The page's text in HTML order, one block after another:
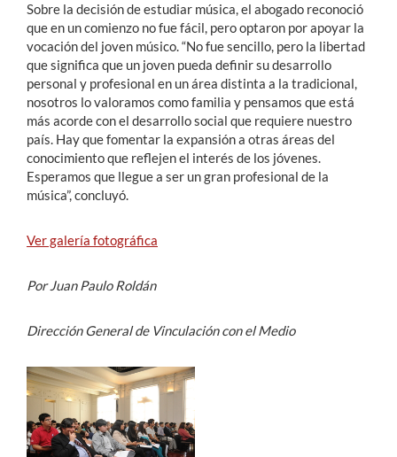
Sobre la decisión de estudiar música, el abogado reconoció
que en un comienzo no fue fácil, pero optaron por apoyar la
vocación del joven músico. “No fue sencillo, pero la libertad
que significa que un joven pueda definir su desarrollo
personal y profesional en un área distinta a la tradicional,
nosotros lo valoramos como familia y pensamos que está
más acorde con el desarrollo social que requiere nuestro
país. Hay que fomentar la expansión a otras áreas del
conocimiento que reflejen el interés de los jóvenes.
Esperamos que llegue a ser un gran profesional de la
música”, concluyó.
Ver galería fotográfica
Por Juan Paulo Roldán
Dirección General de Vinculación con el Medio